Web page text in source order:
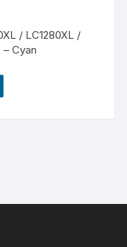
/ LC1280XL /
– Cyan